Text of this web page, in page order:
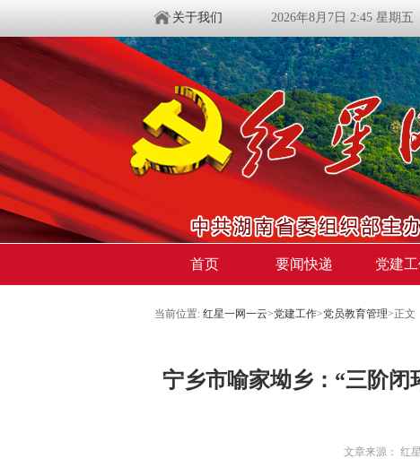
关于我们 2026年8月7日 2:45 星期五
首页 要闻快递 党建
当前位置: 红星一网一云>党建工作>党员教育管理>正文
宁乡市喻家坳乡：“三阶闭
文章来源： 红